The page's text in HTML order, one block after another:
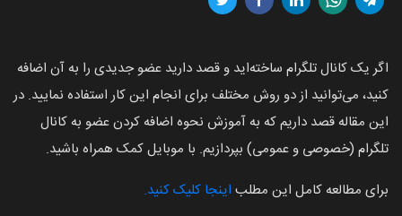
اگر یک کانال تلگرام ساخته‌اید و قصد دارید عضو جدیدی را به آن اضافه
کنید، می‌توانید از دو روش مختلف برای انجام این کار استفاده نمایید. در
این مقاله قصد داریم که به آموزش نحوه اضافه کردن عضو به کانال
تلگرام (خصوصی و عمومی) بپردازیم. با موبایل کمک همراه باشید.
برای مطالعه کامل این مطلب اینجا کلیک کنید.